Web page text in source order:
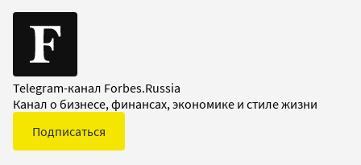
Telegram-канал Forbes.Russia
Канал о бизнесе, финансах, экономике и стиле жизни
Подписаться